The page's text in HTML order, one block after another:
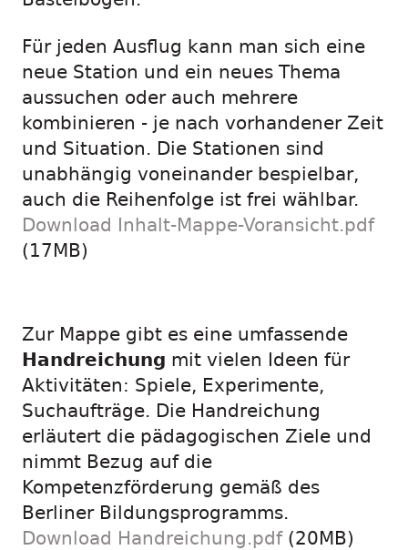
Für jeden Ausflug kann man sich eine
neue Station und ein neues Thema
aussuchen oder auch mehrere
kombinieren - je nach vorhandener Zeit
und Situation. Die Stationen sind
unabhängig voneinander bespielbar,
auch die Reihenfolge ist frei wählbar.
Download Inhalt-Mappe-Voransicht.pdf
(17MB)
Zur Mappe gibt es eine umfassende
Handreichung mit vielen Ideen für
Aktivitäten: Spiele, Experimente,
Suchaufträge. Die Handreichung
erläutert die pädagogischen Ziele und
nimmt Bezug auf die
Kompetenzförderung gemäß des
Berliner Bildungsprogramms.
Download Handreichung.pdf(20MB)